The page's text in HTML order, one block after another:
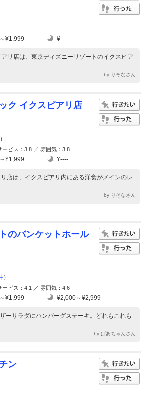
¥1,999 ¥----
リ店は、東京ディズニーリゾートのイクスピア
by りそなさん
ク イクスピアリ店
）
ービス：3.8 ／ 雰囲気：3.8
¥1,999 ¥----
店は、イクスピアリ内にある洋食がメインのレ
by りそなさん
のバンケットホール
）
ービス：4.1 ／ 雰囲気：4.6
¥1,999 ¥2,000～¥2,999
サラダにハンバーグステーキ。どれもこれも
by ぱあちゃんさん
ン